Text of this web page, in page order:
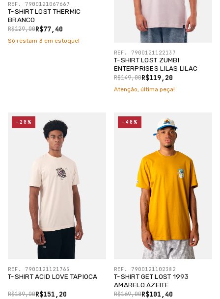
T-SHIRT LOST THERMIC
BRANCO
R$77,40
R$129,00
REF. 7900121067667
Só restam 3 em estoque!
T-SHIRT LOST ZUMBI
ENTERPRISES LILAS LILAC
R$119,20
R$149,00
REF. 7900121122137
Atenção, última peça!
T-SHIRT ACID LOVE TAPIOCA
R$151,20
R$189,00
REF. 7900121121765
-20%
T-SHIRT GET LOST 1993
AMARELO AZEITE
R$101,40
R$169,00
REF. 7900121102382
-40%